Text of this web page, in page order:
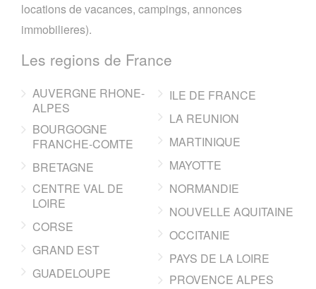
locations de vacances, campings, annonces
immobilieres).
Les regions de France
AUVERGNE RHONE-
ALPES
BOURGOGNE
FRANCHE-COMTE
BRETAGNE
CENTRE VAL DE
LOIRE
CORSE
GRAND EST
GUADELOUPE
ILE DE FRANCE
LA REUNION
MARTINIQUE
MAYOTTE
NORMANDIE
NOUVELLE AQUITAINE
OCCITANIE
PAYS DE LA LOIRE
PROVENCE ALPES